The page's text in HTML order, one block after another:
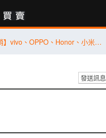
【桃園促銷】vivo、OPPO、Honor、小米、Samsung、Apple，現貨特價 3,590 元起有夠划算！(7/31~8/6)
發送訊息